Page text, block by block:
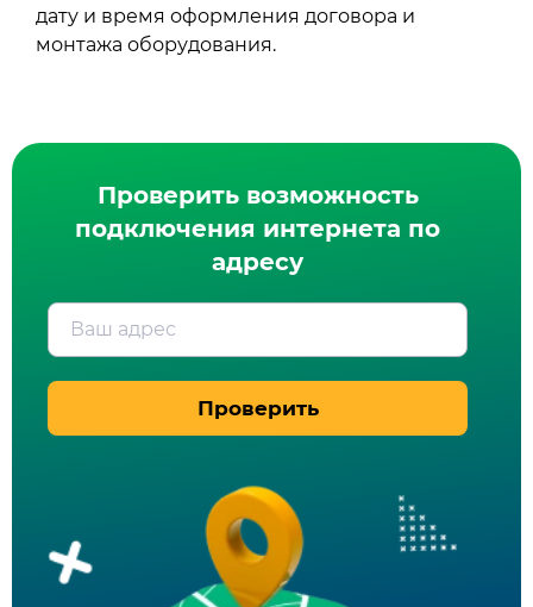
дату и время оформления договора и
монтажа оборудования.
Проверить возможность
подключения интернета по
адресу
Ваш адрес
Проверить